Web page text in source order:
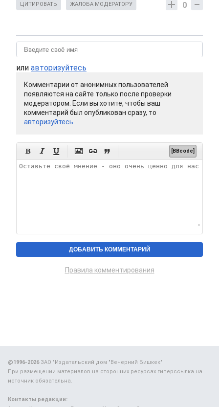
0
ЦИТИРОВАТЬ ЖАЛОБА МОДЕРАТОРУ
или авторизуйтесь
Комментарии от анонимных пользователей
появляются на сайте только после проверки
модератором. Если вы хотите, чтобы ваш
комментарий был опубликован сразу, то
авторизуйтесь
      [BBcode]
Правила комментирования
@1996-2026ЗАО "Издательский дом "Вечерний Бишкек"
При размещении материалов на сторонних ресурсах гиперссылка на
источник обязательна.
Контакты редакции: